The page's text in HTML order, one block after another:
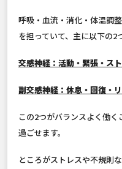
呼吸・血流・消化・体温調
を担っていて、主に以下の2
交感神経：活動・緊張・ス
副交感神経：休息・回復・
この2つがバランスよく働
過ごせます。
ところがストレスや不規則